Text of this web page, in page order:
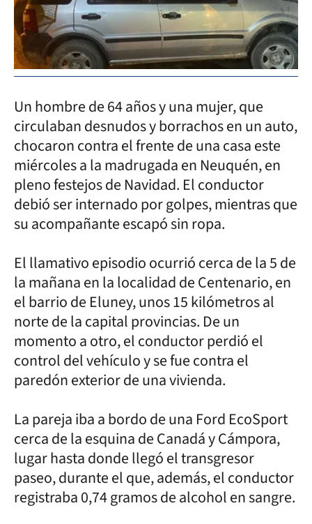
Un hombre de 64 años y una mujer, que
circulaban desnudos y borrachos en un auto,
chocaron contra el frente de una casa este
miércoles a la madrugada en Neuquén, en
pleno festejos de Navidad. El conductor
debió ser internado por golpes, mientras que
su acompañante escapó sin ropa.
El llamativo episodio ocurrió cerca de la 5 de
la mañana en la localidad de Centenario, en
el barrio de Eluney, unos 15 kilómetros al
norte de la capital provincias. De un
momento a otro, el conductor perdió el
control del vehículo y se fue contra el
paredón exterior de una vivienda.
La pareja iba a bordo de una Ford EcoSport
cerca de la esquina de Canadá y Cámpora,
lugar hasta donde llegó el transgresor
paseo, durante el que, además, el conductor
registraba 0,74 gramos de alcohol en sangre.